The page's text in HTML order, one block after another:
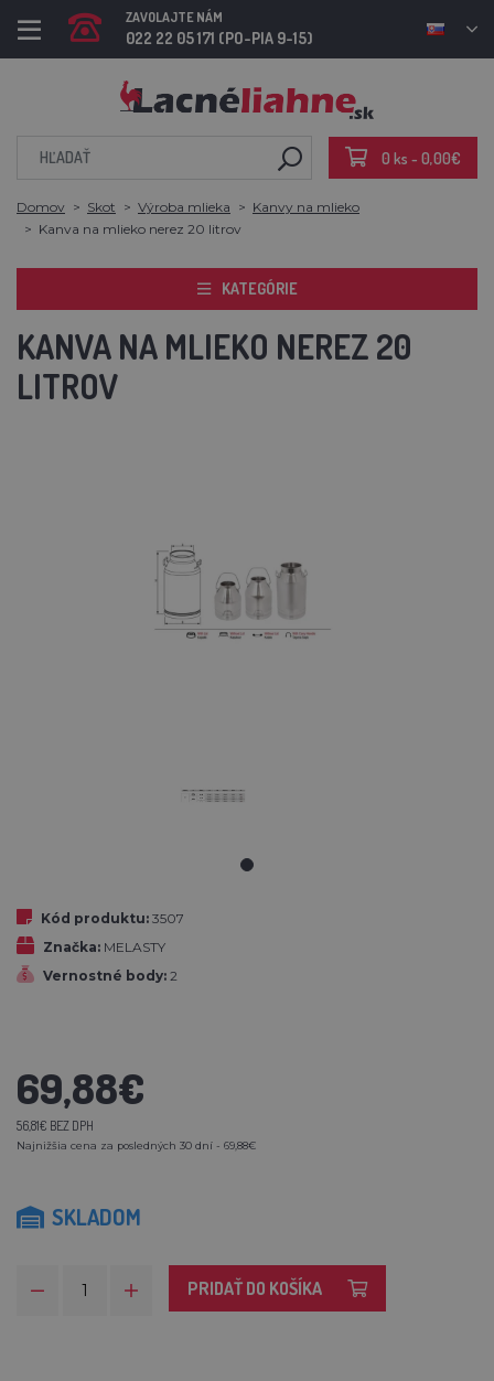
ZAVOLAJTE NÁM
022 22 05 171 (PO-PIA 9-15)
0 ks - 0,00€
Domov Skot Výroba mlieka
Kanvy na mlieko
Kanva na mlieko nerez 20 litrov
KATEGÓRIE
KANVA NA MLIEKO NEREZ 20
LITROV
Kód produktu: 3507
Značka: MELASTY
Vernostné body: 2
69,88€
56,81€ BEZ DPH
Najnižšia cena za posledných 30 dní - 69,88€
SKLADOM
PRIDAŤ DO KOŠÍKA